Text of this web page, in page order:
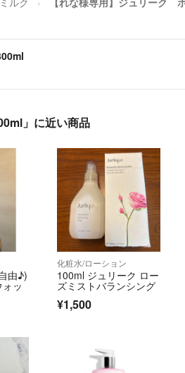
」に近い商品
由♪)
ッ
化粧水/ローション
100ml ジュリーク ロー
ズミストバランシング
¥1,500